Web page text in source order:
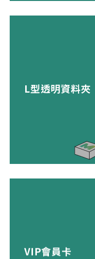
L型透明資料夾
VIP會員卡